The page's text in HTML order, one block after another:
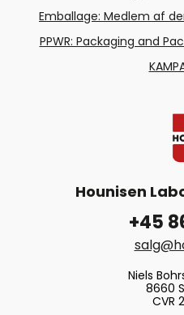
Emballage: Medlem af
PPWR: Packaging and
Hounisen
+45
Niels
8660
CVR